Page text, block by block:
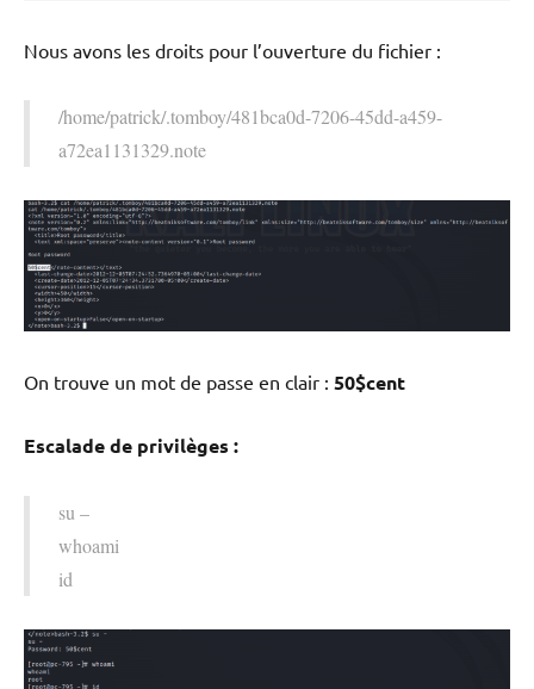
Nous avons les droits pour l’ouverture du fichier :
/home/patrick/.tomboy/481bca0d-7206-45dd-a459-
a72ea1131329.note
On trouve un mot de passe en clair : 50$cent
Escalade de privilèges :
su –
whoami
id